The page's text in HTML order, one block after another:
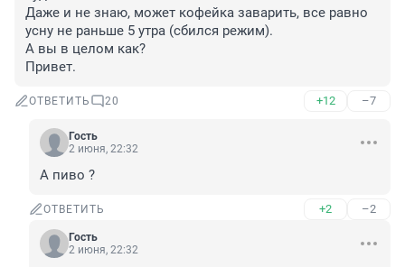
Даже и не знаю, может кофейка заварить, все равно
усну не раньше 5 утра (сбился режим).
А вы в целом как?
Привет.
ОТВЕТИТЬ 20 +12 –7
Гость
2 июня, 22:32
А пиво ?
ОТВЕТИТЬ +2 –2
Гость
2 июня, 22:32